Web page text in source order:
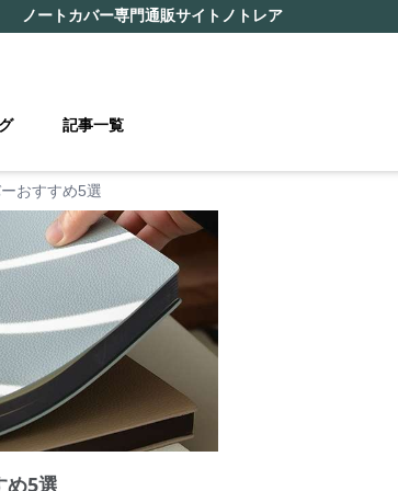
ノートカバー専門通販サイト ノトレア
記事一覧
おすすめ5選
め5選